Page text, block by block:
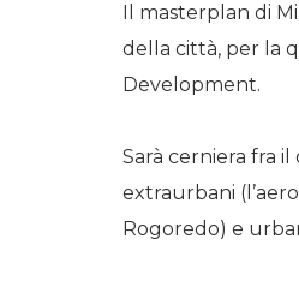
Il masterplan di
della città, per la
Development.
Sarà cerniera fra
extraurbani
Rogoredo) e